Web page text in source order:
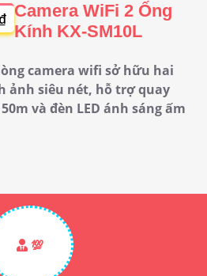
Camera WiFi 2 Ống
Kính KX-SM10L
camera wifi sở hữu hai
ảnh siêu nét, hỗ trợ quay
và đèn LED ánh sáng ấm
💯